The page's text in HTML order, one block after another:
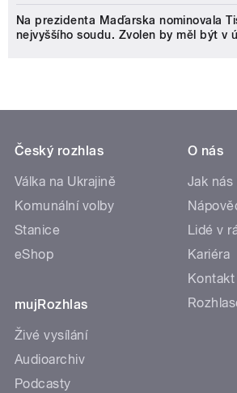
Na prezidenta Maďarska nominovala
nejvyššího soudu. Zvolen by měl být v
Český rozhlas
Válka na Ukrajině
Komunální volby
Stanice
eShop
mujRozhlas
Živé vysílání
Audioarchiv
Podcasty
O nás
Jak nás
Lidé v
Kariéra
Kontakt